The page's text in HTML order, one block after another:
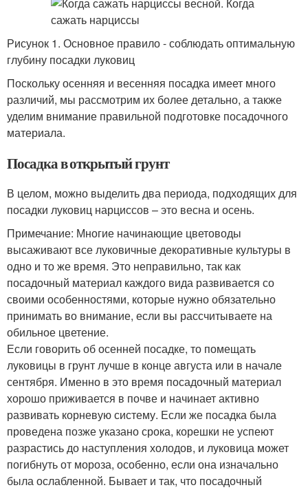
Рисунок 1. Основное правило - соблюдать оптимальную
глубину посадки луковиц
Поскольку осенняя и весенняя посадка имеет много
различий, мы рассмотрим их более детально, а также
уделим внимание правильной подготовке посадочного
материала.
Посадка в открытый грунт
В целом, можно выделить два периода, подходящих для
посадки луковиц нарциссов – это весна и осень.
Примечание: Многие начинающие цветоводы
высаживают все луковичные декоративные культуры в
одно и то же время. Это неправильно, так как
посадочный материал каждого вида развивается со
своими особенностями, которые нужно обязательно
принимать во внимание, если вы рассчитываете на
обильное цветение.
Если говорить об осенней посадке, то помещать
луковицы в грунт лучше в конце августа или в начале
сентября. Именно в это время посадочный материал
хорошо приживается в почве и начинает активно
развивать корневую систему. Если же посадка была
проведена позже указано срока, корешки не успеют
разрастись до наступления холодов, и луковица может
погибнуть от мороза, особенно, если она изначально
была ослабленной. Бывает и так, что посадочный